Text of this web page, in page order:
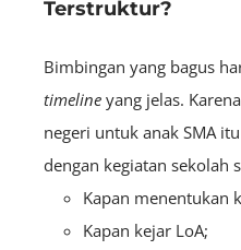
Terstruktur?
Bimbingan yang bagus
timeline yang jelas.
negeri untuk anak SMA
dengan kegiatan sekolah
Kapan menentukan
Kapan kejar LoA;